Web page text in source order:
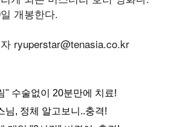
개봉한다.
ryuperstar@tenasia.co.kr